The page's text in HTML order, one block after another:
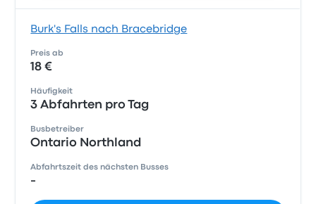
Burk's Falls nach Bracebridge
Preis ab
18 €
Häufigkeit
3 Abfahrten pro Tag
Busbetreiber
Ontario Northland
Abfahrtszeit des nächsten Busses
-